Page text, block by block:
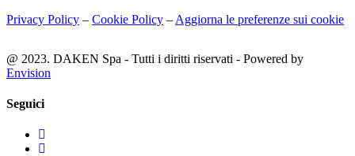
Privacy Policy – Cookie Policy – Aggiorna le preferenze sui cookie
@ 2023. DAKEN Spa - Tutti i diritti riservati - Powered by
Envision
Seguici